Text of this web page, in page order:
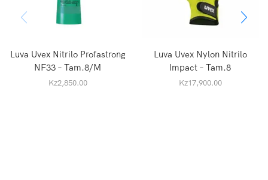
Luva Uvex Nitrilo Profastrong
NF33 – Tam.8/M
Kz2,850.00
Luva Uvex Nylon Nitrilo
Impact – Tam.8
Kz17,900.00